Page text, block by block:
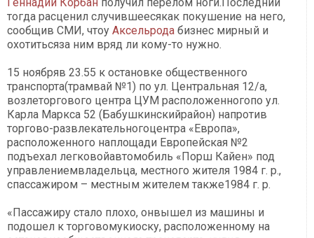
тогда расценил случившеесякак покушение на него,
сообщив СМИ, чтоу Аксельрода бизнес мирный и
охотитьсяза ним вряд ли кому-то нужно.
15 ноябряв 23.55 к остановке общественного
транспорта(трамвай №1) по ул. Центральная 12/а,
возлеторгового центра ЦУМ расположенногопо ул.
Карла Маркса 52 (Бабушкинскийрайон) напротив
торгово-развлекательногоцентра «Европа»,
расположенного наплощади Европейская №2
подъехал легковойавтомобиль «Порш Кайен» под
управлениемвладельца, местного жителя 1984 г. р.,
спассажиром – местным жителем также1984 г. р.
«Пассажиру стало плохо, онвышел из машины и
подошел к торговомукиоску, расположенному на